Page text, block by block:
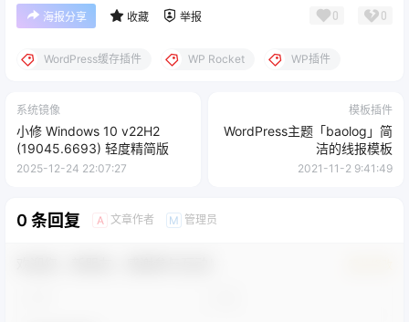
海报分享 收藏 举报 0 0
WordPress缓存插件 WP Rocket WP插件
系统镜像
小修 Windows 10 v22H2
(19045.6693) 轻度精简版
2025-12-24 22:07:27
模板插件
WordPress主题「baolog」简
洁的线报模板
2021-11-2 9:41:49
0 条回复 A 文章作者 M 管理员